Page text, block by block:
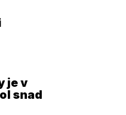
je v
snad